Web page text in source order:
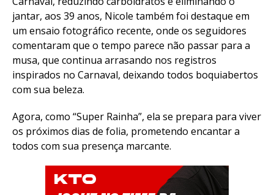
jantar, aos 39 anos, Nicole também foi destaque em
um ensaio fotográfico recente, onde os seguidores
comentaram que o tempo parece não passar para a
musa, que continua arrasando nos registros
inspirados no Carnaval, deixando todos boquiabertos
com sua beleza.
Agora, como “Super Rainha”, ela se prepara para viver
os próximos dias de folia, prometendo encantar a
todos com sua presença marcante.